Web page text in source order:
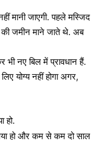
मानी जाएगी. पहले मस्जिद
जमीन माने जाते थे. अब
भी नए बिल में प्रावधान हैं.
योग्य नहीं होगा अगर,
हो.
हो और कम से कम दो साल